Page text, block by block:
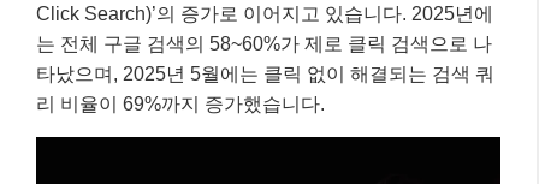
Click Search)’의 증가로 이어지고 있습니다. 2025년에
는 전체 구글 검색의 58~60%가 제로 클릭 검색으로 나
타났으며, 2025년 5월에는 클릭 없이 해결되는 검색 쿼
리 비율이 69%까지 증가했습니다.